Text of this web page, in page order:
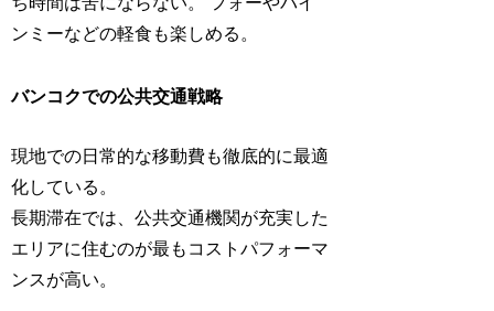
ンミーなどの軽食も楽しめる。
バンコクでの公共交通戦略
現地での日常的な移動費も徹底的に最適
化している。
長期滞在では、公共交通機関が充実した
エリアに住むのが最もコストパフォーマ
ンスが高い。